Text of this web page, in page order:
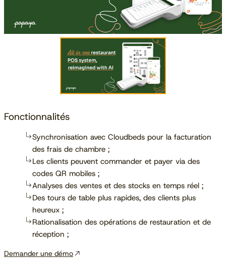
Fonctionnalités
Synchronisation avec Cloudbeds pour la facturation
des frais de chambre ;
Les clients peuvent commander et payer via des
codes QR mobiles ;
Analyses des ventes et des stocks en temps réel ;
Des tours de table plus rapides, des clients plus
heureux ;
Rationalisation des opérations de restauration et de
réception ;
Demander une démo